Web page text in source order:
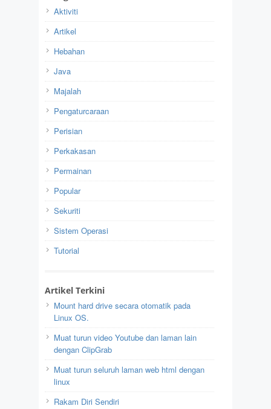
Aktiviti
Artikel
Hebahan
Java
Majalah
Pengaturcaraan
Perisian
Perkakasan
Permainan
Popular
Sekuriti
Sistem Operasi
Tutorial
Artikel Terkini
Mount hard drive secara otomatik pada
Linux OS.
Muat turun video Youtube dan laman lain
dengan ClipGrab
Muat turun seluruh laman web html dengan
linux
Rakam Diri Sendiri